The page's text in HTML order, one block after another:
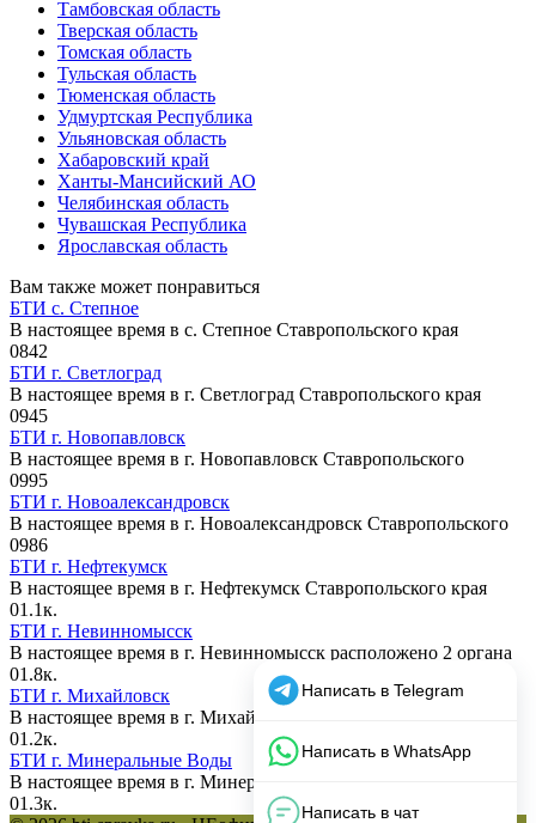
Тамбовская область
Тверская область
Томская область
Тульская область
Тюменская область
Удмуртская Республика
Ульяновская область
Хабаровский край
Ханты-Мансийский АО
Челябинская область
Чувашская Республика
Ярославская область
Вам также может понравиться
БТИ с. Степное
В настоящее время в c. Степное Ставропольского края
0842
БТИ г. Светлоград
В настоящее время в г. Светлоград Ставропольского края
0945
БТИ г. Новопавловск
В настоящее время в г. Новопавловск Ставропольского
0995
БТИ г. Новоалександровск
В настоящее время в г. Новоалександровск Ставропольского
0986
БТИ г. Нефтекумск
В настоящее время в г. Нефтекумск Ставропольского края
01.1к.
БТИ г. Невинномысск
В настоящее время в г. Невинномысск расположено 2 органа
01.8к.
БТИ г. Михайловск
В настоящее время в г. Михайловск Ставропольского края
01.2к.
БТИ г. Минеральные Воды
В настоящее время в г. Минеральные Воды расположено
01.3к.